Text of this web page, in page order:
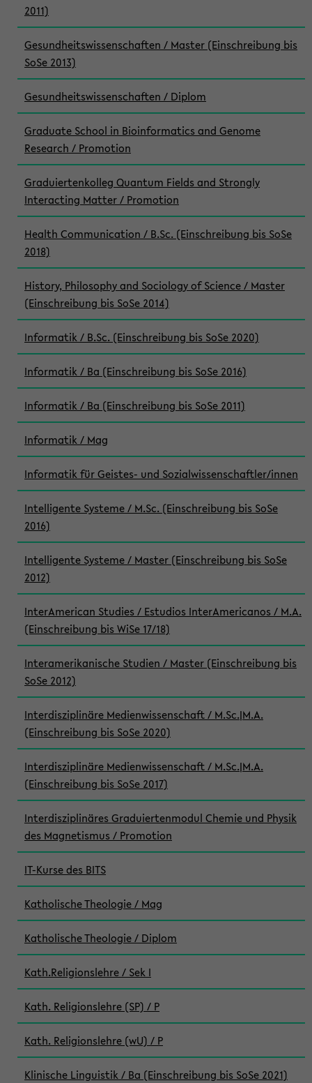
2011)
Gesundheitswissenschaften / Master (Einschreibung bis
SoSe 2013)
Gesundheitswissenschaften / Diplom
Graduate School in Bioinformatics and Genome
Research / Promotion
Graduiertenkolleg Quantum Fields and Strongly
Interacting Matter / Promotion
Health Communication / B.Sc. (Einschreibung bis SoSe
2018)
History, Philosophy and Sociology of Science / Master
(Einschreibung bis SoSe 2014)
Informatik / B.Sc. (Einschreibung bis SoSe 2020)
Informatik / Ba (Einschreibung bis SoSe 2016)
Informatik / Ba (Einschreibung bis SoSe 2011)
Informatik / Mag
Informatik für Geistes- und Sozialwissenschaftler/innen
Intelligente Systeme / M.Sc. (Einschreibung bis SoSe
2016)
Intelligente Systeme / Master (Einschreibung bis SoSe
2012)
InterAmerican Studies / Estudios InterAmericanos / M.A.
(Einschreibung bis WiSe 17/18)
Interamerikanische Studien / Master (Einschreibung bis
SoSe 2012)
Interdisziplinäre Medienwissenschaft / M.Sc.|M.A.
(Einschreibung bis SoSe 2020)
Interdisziplinäre Medienwissenschaft / M.Sc.|M.A.
(Einschreibung bis SoSe 2017)
Interdisziplinäres Graduiertenmodul Chemie und Physik
des Magnetismus / Promotion
IT-Kurse des BITS
Katholische Theologie / Mag
Katholische Theologie / Diplom
Kath.Religionslehre / Sek I
Kath. Religionslehre (SP) / P
Kath. Religionslehre (wU) / P
Klinische Linguistik / Ba (Einschreibung bis SoSe 2021)